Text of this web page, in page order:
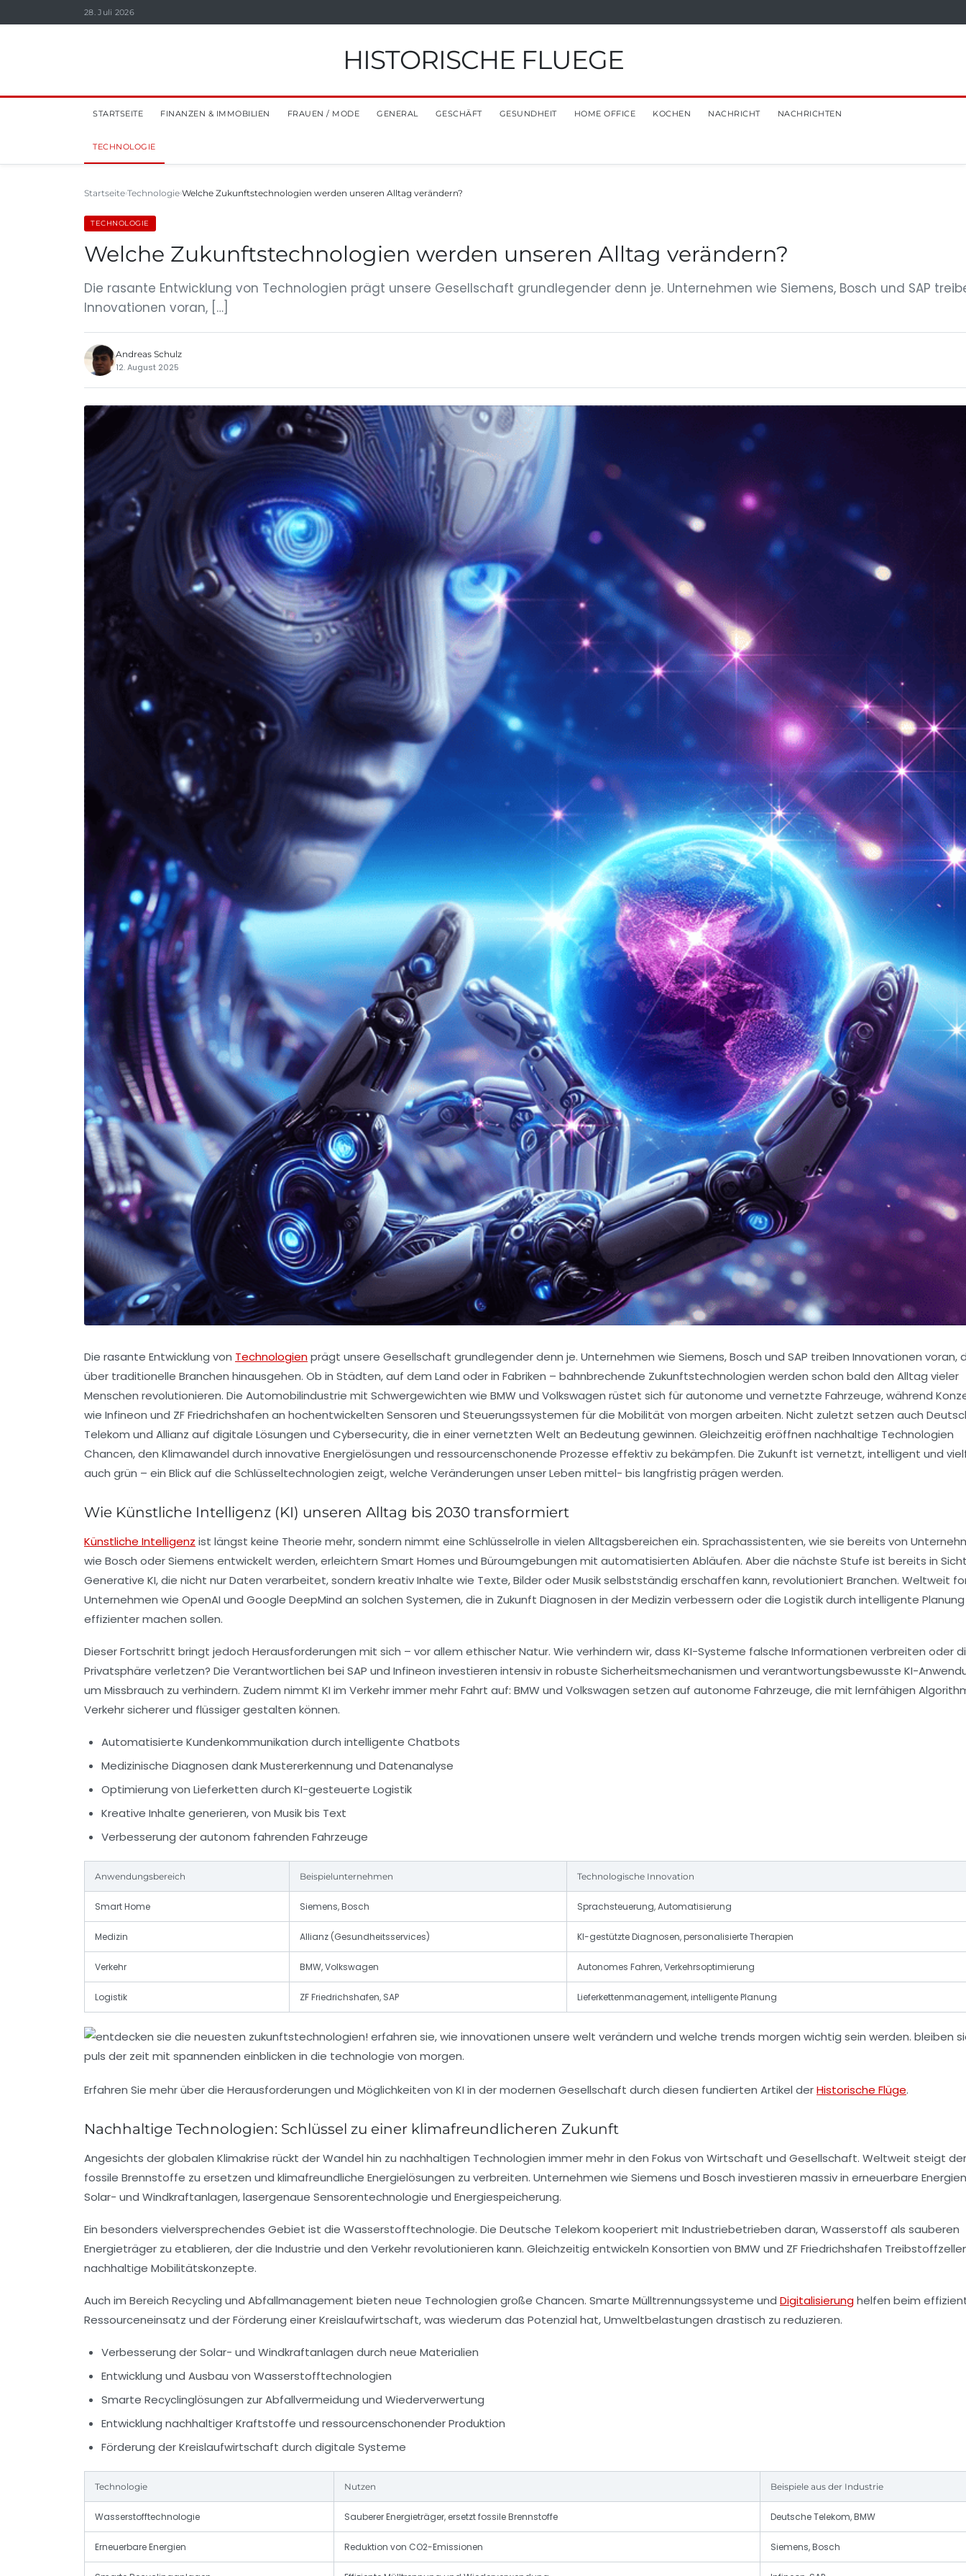
28. Juli 2026
HISTORISCHE FLUEGE
STARTSEITE FINANZEN & IMMOBILIEN FRAUEN / MODE GENERAL GESCHÄFT GESUNDHEIT HOME OFFICE KOCHEN NACHRICHT NACHRICHTEN
TECHNOLOGIE
Startseite Technologie Welche Zukunftstechnologien werden unseren Alltag verändern?
TECHNOLOGIE
Welche Zukunftstechnologien werden unseren Alltag verändern?
Die rasante Entwicklung von Technologien prägt unsere Gesellschaft grundlegender denn je. Unternehmen wie Siemens, Bosch und SAP
Innovationen voran, […]
Andreas Schulz
12. August 2025
Die rasante Entwicklung von Technologienprägt unsere Gesellschaft grundlegender denn je. Unternehmen wie Siemens, Bosch und SAP treiben Innovationen voran,
über traditionelle Branchen hinausgehen. Ob in Städten, auf dem Land oder in Fabriken – bahnbrechende Zukunftstechnologien werden schon bald den Alltag vieler
Menschen revolutionieren. Die Automobilindustrie mit Schwergewichten wie BMW und Volkswagen rüstet sich für autonome und vernetzte Fahrzeuge, während
wie Infineon und ZF Friedrichshafen an hochentwickelten Sensoren und Steuerungssystemen für die Mobilität von morgen arbeiten. Nicht zuletzt setzen auch
Telekom und Allianz auf digitale Lösungen und Cybersecurity, die in einer vernetzten Welt an Bedeutung gewinnen. Gleichzeitig eröffnen nachhaltige Technologien
Chancen, den Klimawandel durch innovative Energielösungen und ressourcenschonende Prozesse effektiv zu bekämpfen. Die Zukunft ist vernetzt, intelligent und
auch grün – ein Blick auf die Schlüsseltechnologien zeigt, welche Veränderungen unser Leben mittel- bis langfristig prägen werden.
Wie Künstliche Intelligenz (KI) unseren Alltag bis 2030 transformiert
Künstliche Intelligenz ist längst keine Theorie mehr, sondern nimmt eine Schlüsselrolle in vielen Alltagsbereichen ein. Sprachassistenten, wie sie bereits von
wie Bosch oder Siemens entwickelt werden, erleichtern Smart Homes und Büroumgebungen mit automatisierten Abläufen. Aber die nächste Stufe ist bereits in
Generative KI, die nicht nur Daten verarbeitet, sondern kreativ Inhalte wie Texte, Bilder oder Musik selbstständig erschaffen kann, revolutioniert Branchen. Weltweit
Unternehmen wie OpenAI und Google DeepMind an solchen Systemen, die in Zukunft Diagnosen in der Medizin verbessern oder die Logistik durch intelligente Planung
effizienter machen sollen.
Dieser Fortschritt bringt jedoch Herausforderungen mit sich – vor allem ethischer Natur. Wie verhindern wir, dass KI-Systeme falsche Informationen verbreiten oder
Privatsphäre verletzen? Die Verantwortlichen bei SAP und Infineon investieren intensiv in robuste Sicherheitsmechanismen und verantwortungsbewusste KI-
um Missbrauch zu verhindern. Zudem nimmt KI im Verkehr immer mehr Fahrt auf: BMW und Volkswagen setzen auf autonome Fahrzeuge, die mit lernfähigen
Verkehr sicherer und flüssiger gestalten können.
Automatisierte Kundenkommunikation durch intelligente Chatbots
Medizinische Diagnosen dank Mustererkennung und Datenanalyse
Optimierung von Lieferketten durch KI-gesteuerte Logistik
Kreative Inhalte generieren, von Musik bis Text
Verbesserung der autonom fahrenden Fahrzeuge
Anwendungsbereich Beispielunternehmen Technologische Innovation
Smart Home Siemens, Bosch Sprachsteuerung, Automatisierung
Medizin Allianz (Gesundheitsservices) KI-gestützte Diagnosen, personalisierte Therapien
Verkehr BMW, Volkswagen Autonomes Fahren, Verkehrsoptimierung
Logistik ZF Friedrichshafen, SAP Lieferkettenmanagement, intelligente Planung
Erfahren Sie mehr über die Herausforderungen und Möglichkeiten von KI in der modernen Gesellschaft durch diesen fundierten Artikel derHistorische Flüge.
Nachhaltige Technologien: Schlüssel zu einer klimafreundlicheren Zukunft
Angesichts der globalen Klimakrise rückt der Wandel hin zu nachhaltigen Technologien immer mehr in den Fokus von Wirtschaft und Gesellschaft. Weltweit steigt der
fossile Brennstoffe zu ersetzen und klimafreundliche Energielösungen zu verbreiten. Unternehmen wie Siemens und Bosch investieren massiv in erneuerbare
Solar- und Windkraftanlagen, lasergenaue Sensorentechnologie und Energiespeicherung.
Ein besonders vielversprechendes Gebiet ist die Wasserstofftechnologie. Die Deutsche Telekom kooperiert mit Industriebetrieben daran, Wasserstoff als sauberen
Energieträger zu etablieren, der die Industrie und den Verkehr revolutionieren kann. Gleichzeitig entwickeln Konsortien von BMW und ZF Friedrichshafen
nachhaltige Mobilitätskonzepte.
Auch im Bereich Recycling und Abfallmanagement bieten neue Technologien große Chancen. Smarte Mülltrennungssysteme und Digitalisierunghelfen beim
Ressourceneinsatz und der Förderung einer Kreislaufwirtschaft, was wiederum das Potenzial hat, Umweltbelastungen drastisch zu reduzieren.
Verbesserung der Solar- und Windkraftanlagen durch neue Materialien
Entwicklung und Ausbau von Wasserstofftechnologien
Smarte Recyclinglösungen zur Abfallvermeidung und Wiederverwertung
Entwicklung nachhaltiger Kraftstoffe und ressourcenschonender Produktion
Förderung der Kreislaufwirtschaft durch digitale Systeme
Technologie Nutzen Beispiele aus der Industrie
Wasserstofftechnologie Sauberer Energieträger, ersetzt fossile Brennstoffe Deutsche Telekom, BMW
Erneuerbare Energien Reduktion von CO2-Emissionen Siemens, Bosch